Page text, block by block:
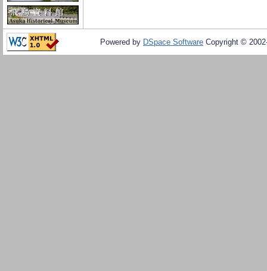
Powered by DSpace Software Copyright ©